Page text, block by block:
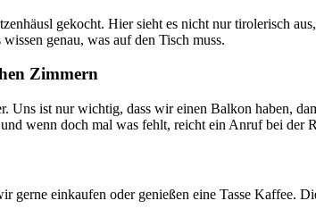
gekocht. Hier sieht es nicht nur tirolerisch
genau, was auf den Tisch muss.
Zimmern
Uns ist nur wichtig, dass wir einen Balkon haben,
wenn doch mal was fehlt, reicht ein Anruf bei der
gerne einkaufen oder genießen eine Tasse Kaffee.